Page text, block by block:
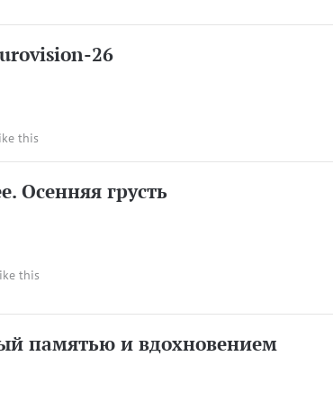
26
this
Осенняя грусть
this
памятью и вдохновением